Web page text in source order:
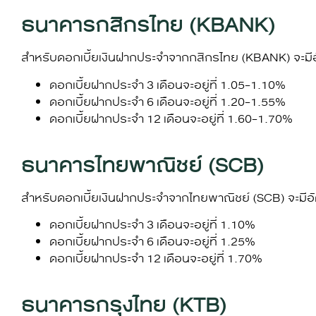
ธนาคารกสิกรไทย (KBANK)
สำหรับดอกเบี้ยเงินฝากประจำจากกสิกรไทย (KBANK) จะ
ดอกเบี้ยฝากประจำ 3 เดือนจะอยู่ที่ 1.05-1.10%
ดอกเบี้ยฝากประจำ 6 เดือนจะอยู่ที่ 1.20-1.55%
ดอกเบี้ยฝากประจำ 12 เดือนจะอยู่ที่ 1.60-1.70%
ธนาคารไทยพาณิชย์ (SCB)
สำหรับดอกเบี้ยเงินฝากประจำจากไทยพาณิชย์ (SCB) จะมี
ดอกเบี้ยฝากประจำ 3 เดือนจะอยู่ที่ 1.10%
ดอกเบี้ยฝากประจำ 6 เดือนจะอยู่ที่ 1.25%
ดอกเบี้ยฝากประจำ 12 เดือนจะอยู่ที่ 1.70%
ธนาคารกรุงไทย (KTB)